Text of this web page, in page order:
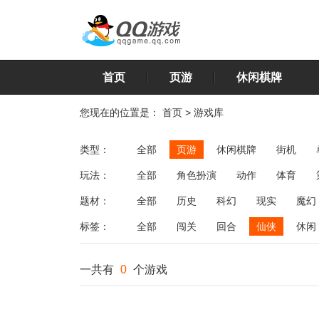
首页 页游 休闲棋牌
您现在的位置是： 首页 > 游戏库
类型： 全部 页游 休闲棋牌 街机
玩法： 全部 角色扮演 动作 体育
飞行
恋爱 第三人称射击 棋类
题材： 全部 历史 科幻 现实 魔幻
标签： 全部 闯关 回合 仙侠 休闲
一共有 0 个游戏